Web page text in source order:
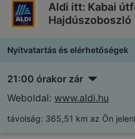
Aldi itt: Kabai
Hajdúszoboszló
Nyitvatartás és elérhetőségek
21:00 órakor zár
Weboldal: www.aldi.hu
távolság: 365,51 km az Ön